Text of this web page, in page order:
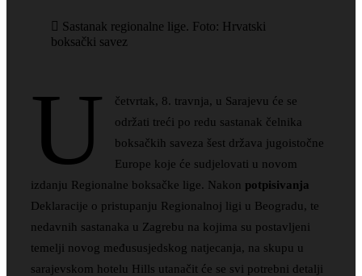
Sastanak regionalne lige. Foto: Hrvatski
boksački savez
U
četvrtak, 8. travnja, u Sarajevu će se
održati treći po redu sastanak čelnika
boksačkih saveza šest država jugoistočne
Europe koje će sudjelovati u novom
izdanju Regionalne boksačke lige. Nakon potpisivanja
Deklaracije o pristupanju Regionalnoj ligi u Beogradu, te
nedavnih sastanaka u Zagrebu na kojima su postavljeni
temelji novog međususjedskog natjecanja, na skupu u
sarajevskom hotelu Hills utanačit će se svi potrebni detalji